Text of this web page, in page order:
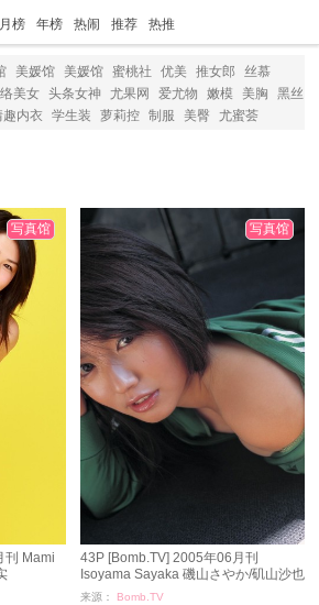
月榜 年榜 热闹 推荐 热推
美媛馆 美媛馆 蜜桃社 优美 推女郎
丝慕
美女 头条女神 尤果网 爱尤物 嫩模 美胸
黑丝
趣内衣 学生装 萝莉控 制服 美臀 尤蜜荟
刊 Mami
写真馆
43P [Bomb.TV] 2005年06月刊
Isoyama Sayaka 磯山さやか/矶山沙也
加
来源：
Bomb.TV
写真馆